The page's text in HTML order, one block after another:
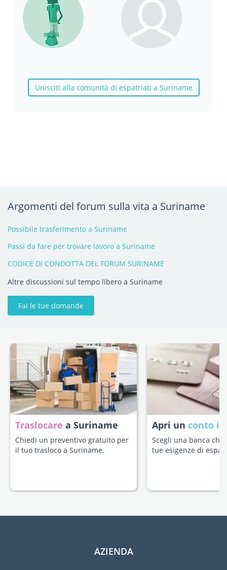
Unisciti alla comunità di espatriati a Suriname
Argomenti del forum sulla vita a Suriname
Possibile trasferimento a Suriname
Passi da fare per trovare lavoro a Suriname
CODICE DI CONDOTTA DEL FORUM SURINAME
Altre discussioni sul tempo libero a Suriname
Fai le tue domande
Traslocare a Suriname
Chiedi un preventivo gratuito per
il tuo trasloco a Suriname.
Apri un conto
Scegli una banca che
tue esigenze di
AZIENDA